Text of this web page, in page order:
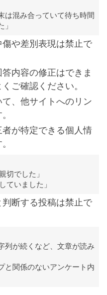
は混み合っていて待ち時間
や差別表現は禁止で
内容の修正はできま
ご確認ください。
、他サイトへのリン
が特定できる個人情
切でした」
ていました」
断する投稿は禁止で
列が続くなど、文章が読み
と関係のないアンケート内